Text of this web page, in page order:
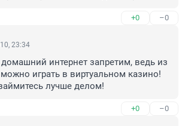
ngs55.ru/news/73854/view/ - Власти
интернет-кафе - НГС.НОВОСТИ
+0 –0
23:34
интернет запретим, ведь из
играть в виртуальном казино!
лучше делом!
+0 –0